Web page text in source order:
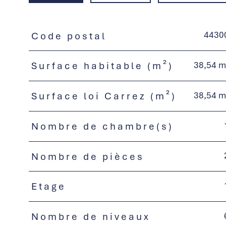
TRAD_PAMPERO_Caracteristique
Code postal
Surface habitable (m²) 38,54
Surface loi Carrez (m²) 38,54
Nombre de chambre(s)
Nombre de pièces
Etage
Nombre de niveaux